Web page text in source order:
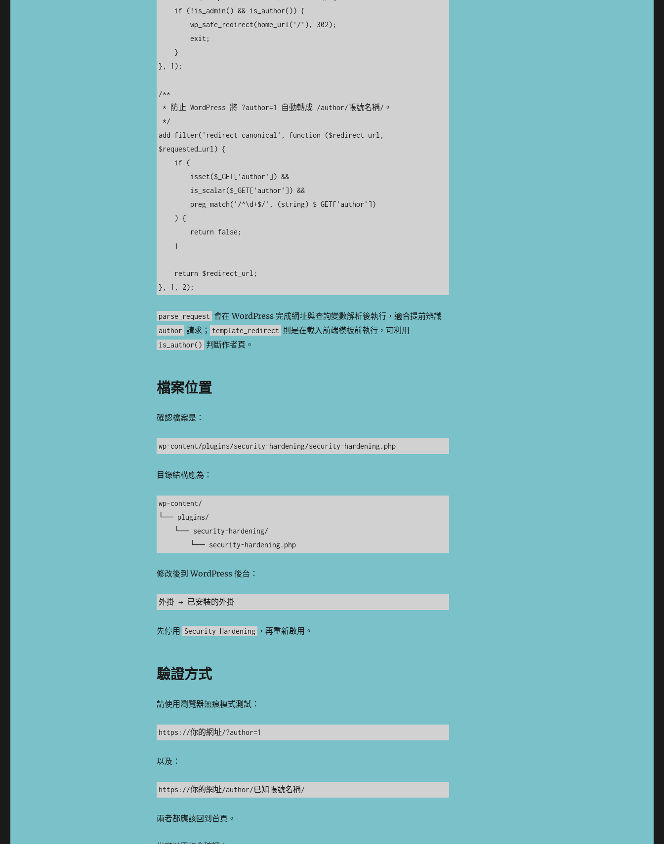
}, 1);
/**
add_filter('redirect_canonical', function ($redirect_url,
$requested_url) {
}, 1, 2);
parse_request 會在 WordPress 完成網址與查詢變數解析後執行，適合提前辨識
author 請求； template_redirect 則是在載入前端模板前執行，可利用
is_author() 判斷作者頁。
檔案位置
確認檔案是：
wp-content/plugins/security-hardening/security-hardening.php
目錄結構應為：
wp-content/
└── plugins/
        └── security-hardening.php
修改後到 WordPress 後台：
外掛 → 已安裝的外掛
先停用 Security Hardening ，再重新啟用。
驗證方式
請使用瀏覽器無痕模式測試：
https://你的網址/?author=1
以及：
https://你的網址/author/已知帳號名稱/
兩者都應該回到首頁。